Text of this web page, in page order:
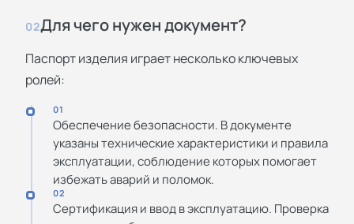
02Для чего нужен документ?
Паспорт изделия играет несколько ключевых
ролей:
01
Обеспечение безопасности. В документе
указаны технические характеристики и правила
эксплуатации, соблюдение которых помогает
избежать аварий и поломок.
02
Сертификация и ввод в эксплуатацию. Проверка